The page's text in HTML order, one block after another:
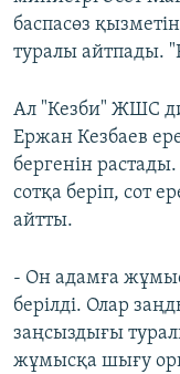
баспасөз
туралы айтпады.
Ал "Кезби" ЖШС
Ержан Кезбаев
бергенін
сотқа беріп, сот
айтты.
- Он адамға
берілді. Олар
заңсыздығы
жұмысқа шығу